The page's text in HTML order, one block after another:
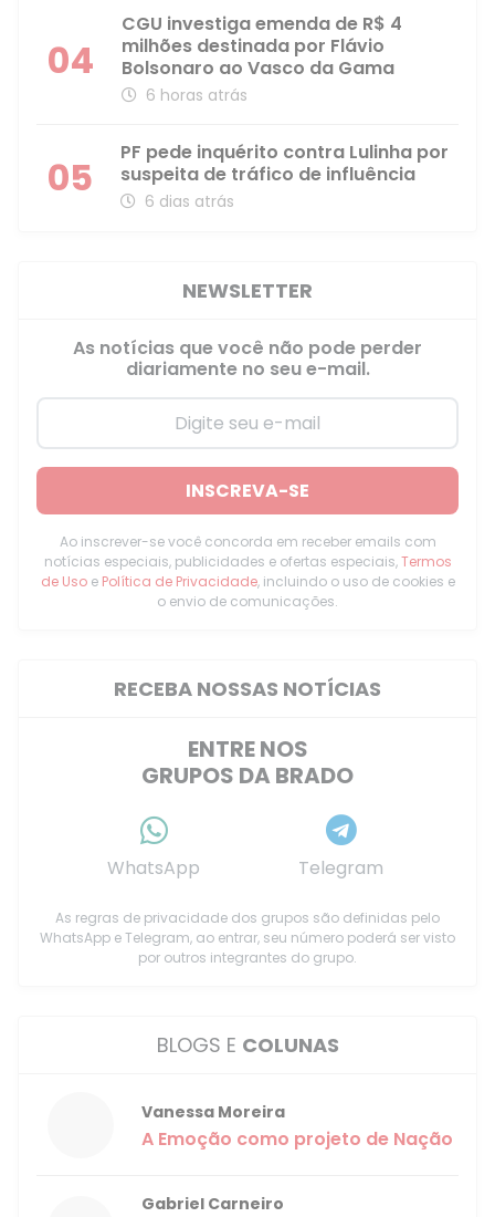
04
CGU investiga emenda de R$ 4
milhões destinada por Flávio
Bolsonaro ao Vasco da Gama
6 horas atrás
05
PF pede inquérito contra Lulinha por
suspeita de tráfico de influência
6 dias atrás
NEWSLETTER
As notícias que você não pode perder
diariamente no seu e-mail.
INSCREVA-SE
Ao inscrever-se você concorda em receber emails com
notícias especiais, publicidades e ofertas especiais,Termos
de Usoe Política de Privacidade, incluindo o uso de cookies e
o envio de comunicações.
RECEBA NOSSAS NOTÍCIAS
ENTRE NOS
GRUPOS DA BRADO
WhatsApp Telegram
As regras de privacidade dos grupos são definidas pelo
WhatsApp e Telegram, ao entrar, seu número poderá ser visto
por outros integrantes do grupo.
BLOGS E COLUNAS
Vanessa Moreira
A Emoção como projeto de Nação
Gabriel Carneiro